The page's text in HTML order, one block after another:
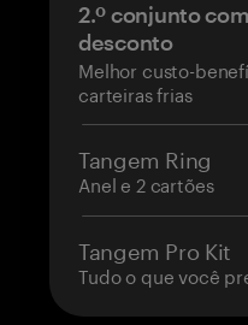
2.º conjunto
desconto
Melhor custo-
carteiras frias
Tangem Ring
Anel e 2 cartões
Tangem Pro Kit
Tudo o que você